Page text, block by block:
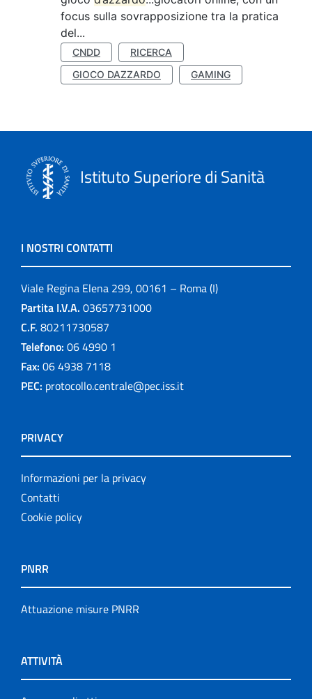
focus sulla sovrapposizione tra la pratica
del...
CNDD
RICERCA
GIOCO DAZZARDO
GAMING
Istituto Superiore di Sanità
I NOSTRI CONTATTI
Viale Regina Elena 299, 00161 – Roma (I)
Partita I.V.A. 03657731000
C.F. 80211730587
Telefono: 06 4990 1
Fax: 06 4938 7118
PEC: protocollo.centrale@pec.iss.it
PRIVACY
Informazioni per la privacy
Contatti
Cookie policy
PNRR
Attuazione misure PNRR
ATTIVITÀ